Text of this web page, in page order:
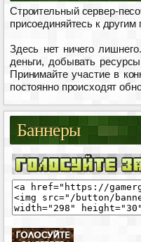
Строительный сервер-
присоединяйтесь к другим
Здесь нет ничего
деньги, добывать
Принимайте участие в
постоянно происходят
Баннеры